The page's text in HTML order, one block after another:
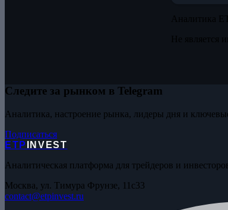
Следите за рынком в Telegram
Аналитика, настроение рынка, лидеры дня и
Подписаться
ETP
INVEST
Аналитическая платформа для трейдеров и
Москва, ул. Тимура Фрунзе, 11с33
contact@etpinvest.ru